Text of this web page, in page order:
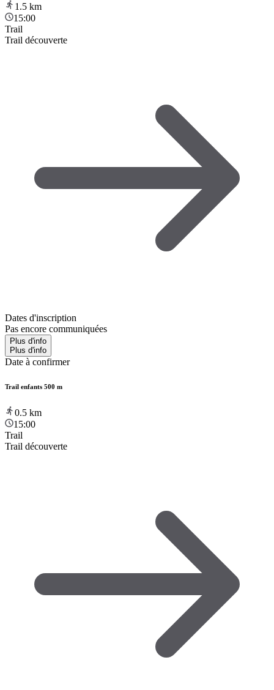
1.5 km
15:00
Trail
Trail découverte
Dates d'inscription
Pas encore communiquées
Plus d'info
Plus d'info
Date à confirmer
Trail enfants 500 m
0.5 km
15:00
Trail
Trail découverte